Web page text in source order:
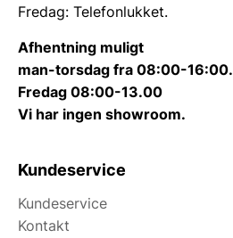
Fredag: Telefonlukket.
Afhentning muligt
man-torsdag fra 08:00-16:00.
Fredag 08:00-13.00
Vi har ingen showroom.
Kundeservice
Kundeservice
Kontakt